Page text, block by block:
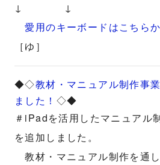
↓ ↓
愛用のキーボードはこちら
［ゆ］
◆◇教材・マニュアル制作事
ました！ ◇◆
＃iPadを活用したマニュアル
を追加しました。
教材・マニュアル制作を通